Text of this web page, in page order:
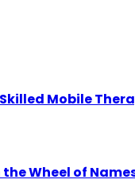
Mobile
Wheel of